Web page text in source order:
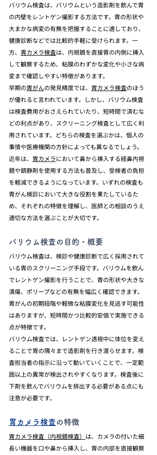
バリウム検査は、バリウムという造影剤を飲んで胃
の内壁をレントゲン撮影する方法です。胃の形状や
大まかな病変の有無を把握することに適しており、
健康診断などでは比較的手軽に受けられます。一
方、 胃カメラ検査は、内視鏡を直接胃の内側に挿入
して観察するため、粘膜のわずかな変化や小さな病
変まで確認しやすい特徴があります。
早期の胃がんの発見精度では、 胃カメラ検査のほう
が優れると言われています。しかし、バリウム検査
は検査費用がおさえられていたり、短時間で済むな
どの利点があり、スクリーニング検査として広く利
用されています。どちらの検査を選ぶかは、個人の
事情や医療機関の方針によっても異なるでしょう。
近年は、 胃カメラにおいて鼻から挿入する経鼻内視
鏡や鎮静剤を使用する方法も普及し、受検者の負担
を軽減できるようになっています。いずれの検査も
胃がん検診において大きな役割を果たしているた
め、それぞれの特徴を理解し、医師との相談のうえ
適切な方法を選ぶことが大切です。
バリウム検査の目的・概要
バリウム検査は、検診や健康診断で広く採用されて
いる胃のスクリーニング手段です。バリウムを飲ん
でレントゲン撮影を行うことで、胃の形状や大きな
潰瘍、ポリープなどの有無を幅広く確認できます。
胃がんの初期段階や軽微な粘膜変化を見逃す可能性
はありますが、短時間かつ比較的安価で実施できる
点が特徴です。
バリウム検査では、レントゲン透視中に体位を変え
ることで胃の隅々まで造影剤を行き渡らせます。検
査担当者の指示に沿って動いていくことで、一定範
囲以上の異常が検出されやすくなります。検査後に
下剤を飲んでバリウムを排出する必要がある点にも
注意が必要です。
胃カメラ検査の特徴
胃カメラ検査（内視鏡検査） は、カメラの付いた細
長い機器を口や鼻から挿入し、胃の内部を直接観察